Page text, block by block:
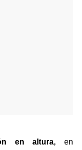
en altura, en